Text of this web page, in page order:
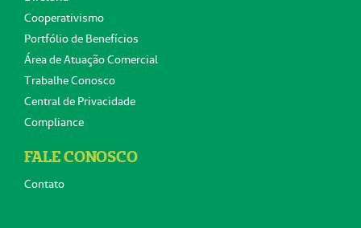
Cooperativismo
Portfólio de Benefícios
Área de Atuação Comercial
Trabalhe Conosco
Central de Privacidade
Compliance
FALE CONOSCO
Contato